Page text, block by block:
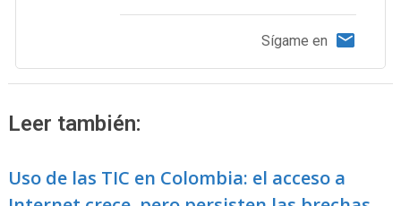
Sígame en
Leer también:
Uso de las TIC en Colombia: el acceso a